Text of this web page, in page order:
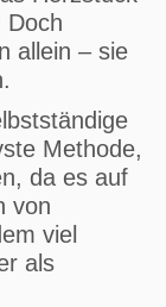
Doch
allein – sie
Methode,
da es auf
von
viel
als